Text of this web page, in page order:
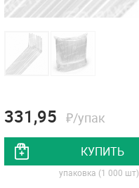
331,95 ₽/упак
КУПИТЬ
упаковка (1 000 шт)